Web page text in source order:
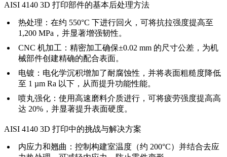
AISI 4140 3D 打印部件的基本后处理方法
热处理 ：在约 550°C 下进行回火，可将抗拉强度提高至
1,200 MPa，并显著增强韧性。
CNC 机加工 ：精密加工确保±0.02 mm 的尺寸公差，为机
械部件创建精确的配合表面。
电镀 ：电化学沉积增加了耐腐蚀性，并将表面粗糙度降低
至 1 µm Ra 以下，从而提升功能性能。
喷丸强化 ：使用高速磨料介质进行，可将疲劳强度提高高
达 20%，并显著提升表面硬度。
AISI 4140 3D 打印中的挑战与解决方案
内应力和翘曲： 控制构建室温度（约 200°C）并结合去应